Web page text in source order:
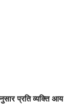
प्रति व्यक्ति आय